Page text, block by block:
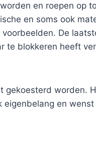
en roepen op
en soms ook
De
blokkeren heeft
worden.
en